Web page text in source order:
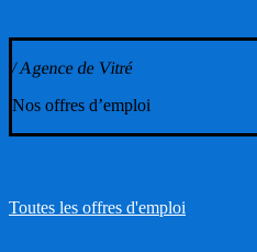
/ Agence de Vitré
Nos offres d’emploi
Toutes les offres d'emploi